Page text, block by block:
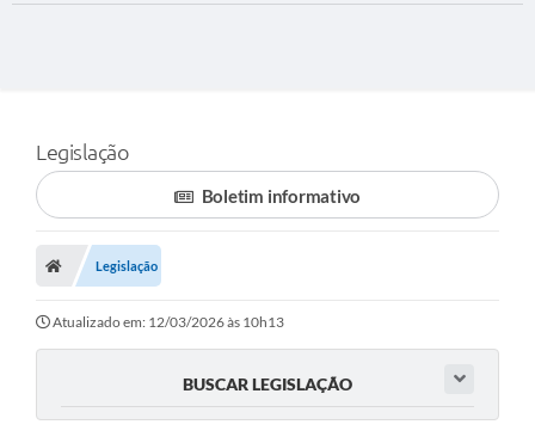
Legislação
Boletim informativo
Legislação
Atualizado em: 12/03/2026 às 10h13
BUSCAR LEGISLAÇÃO